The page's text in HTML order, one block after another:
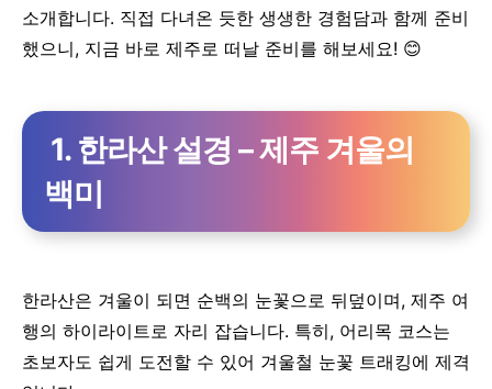
소개합니다. 직접 다녀온 듯한 생생한 경험담과 함께 준비
했으니, 지금 바로 제주로 떠날 준비를 해보세요! 😊
1. 한라산 설경 – 제주 겨울의
백미
한라산은 겨울이 되면 순백의 눈꽃으로 뒤덮이며, 제주 여
행의 하이라이트로 자리 잡습니다. 특히, 어리목 코스는
초보자도 쉽게 도전할 수 있어 겨울철 눈꽃 트래킹에 제격